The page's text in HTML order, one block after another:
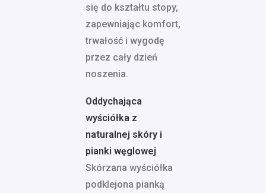
się do kształtu stopy,
zapewniając komfort,
trwałość i wygodę
przez cały dzień
noszenia.
Oddychająca
wyściółka z
naturalnej skóry i
pianki węglowej
Skórzana wyściółka
podklejona pianką